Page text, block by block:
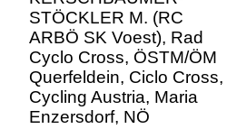
Cycling Austria, Maria
Enzersdorf, NÖ